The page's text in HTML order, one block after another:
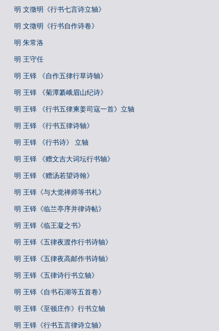
明 文徵明《行书七言诗立轴》
明 文徵明《行书自作诗卷》
明 朱常洛
明 王守任
明 王铎 《自作五律行草诗轴》
明 王铎 《菊潭纂峨眉山纪诗》
明 王铎 《行书五律柬姜司寇一首》立轴
明 王铎 《行书五律诗轴》
明 王铎 《行书诗》 立轴
明 王铎 《赠文吉大词坛行书轴》
明 王铎 《赠汤若望诗翰》
明 王铎《与大觉禅师等书札》
明 王铎《临兰亭序并律诗帖》
明 王铎《临王凝之书》
明 王铎《五律夜渡作行书诗轴》
明 王铎《五律夜高邮作书诗轴》
明 王铎《五律诗行书立轴》
明 王铎《自书石湖等五首卷》
明 王铎《至顿庄作》行书立轴
明 王铎《行书五言律诗立轴》